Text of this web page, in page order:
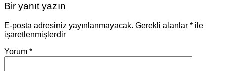
Bir yanıt yazın
E-posta adresiniz yayınlanmayacak. Gerekli alanlar * ile
işaretlenmişlerdir
Yorum *